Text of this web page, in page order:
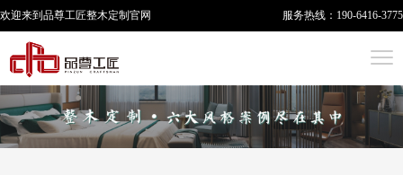
欢迎来到品尊工匠整木定制 官网 服务热线： 190-6416-3775